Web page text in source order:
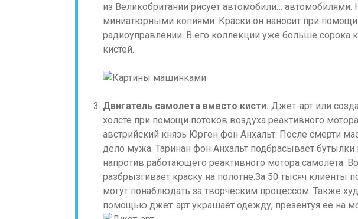
из Великобритании рисует автомобили… автомобилями.
миниатюрными копиями. Краски он наносит при
радиоуправлении. В его коллекции уже больше сорока
кистей.
Двигатель самолета вместо кисти. Джет-арт или
холсте при помощи потоков воздуха реактивного
австрийский князь Юрген фон Анхальт. После смерти
дело мужа. Таринан фон Анхальт подбрасывает бутылки
напротив работающего реактивного мотора самолета.
разбрызгивает краску на полотне.За 50 тысяч клиенты
могут понаблюдать за творческим процессом. Также
помощью джет-арт украшает одежду, презентуя ее на